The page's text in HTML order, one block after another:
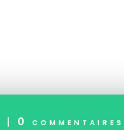
| 0 commentaires